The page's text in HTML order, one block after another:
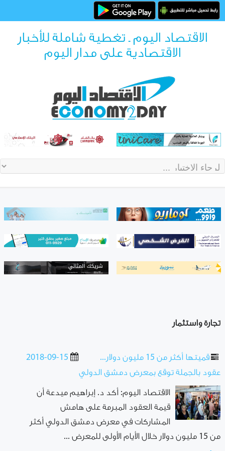
الاقتصاد اليوم ـ تغطية شاملة للأخبار
الاقتصادية على مدار اليوم
تجارة واستثمار
2018-09-15
قميتها أكثر من 15 مليون دولار...
عقود بالجملة توقع بمعرض دمشق الدولي
الاقتصاد اليوم: أكد د. إبراهيم ميدعة أن
قيمة العقود المبرمة على هامش
المشاركات في معرض دمشق الدولي أكثر
من 15 مليون دولار خلال الأيام الأولى للمعرض ...